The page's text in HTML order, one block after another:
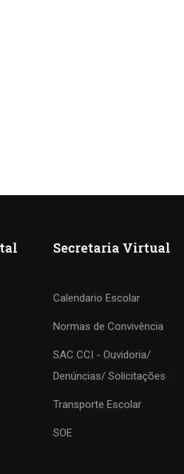
Secretaria Virtual
Calendario Escolar
Normas de Convivência
SAC CCI - Ouvidoria/
Denúncias/ Solicitações
Transporte Escolar
SOE
COLÉGIO CCI